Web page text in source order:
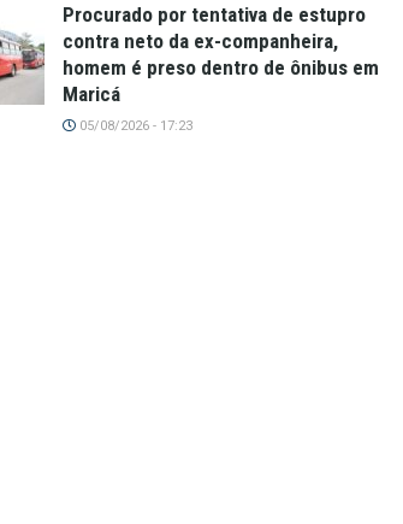
Procurado por tentativa de estupro
contra neto da ex-companheira,
homem é preso dentro de ônibus em
Maricá
05/08/2026 - 17:23